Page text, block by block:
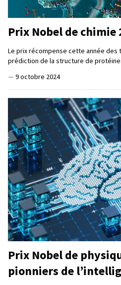
Prix Nobel de chimie
Le prix récompense cette année des
prédiction de la structure de
— 9 octobre 2024
Prix Nobel de
pionniers de